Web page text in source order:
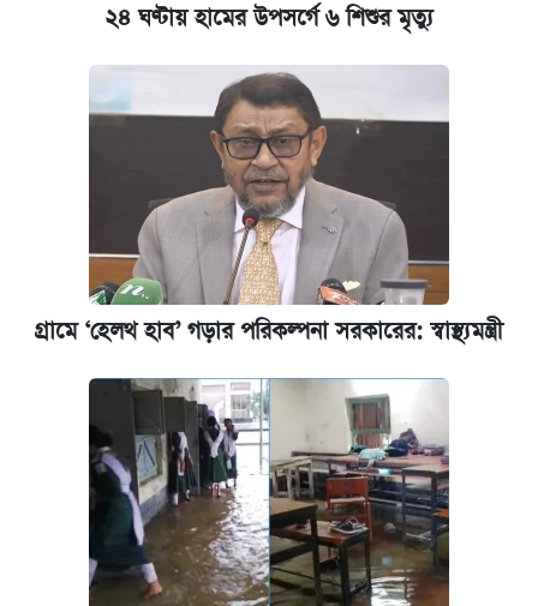
২৪ ঘণ্টায় হামের উপসর্গে ৬ শিশুর মৃত্যু
গ্রামে ‘হেলথ হাব’ গড়ার পরিকল্পনা সরকারের: স্বাস্থ্যমন্ত্রী